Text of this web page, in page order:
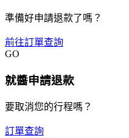
準備好申請退款了嗎？
前往訂單查詢
GO
就醬申請退款
要取消您的行程嗎？
訂單查詢